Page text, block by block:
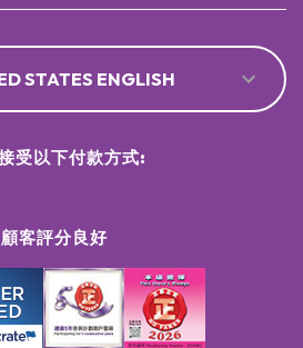
STATES ENGLISH
顧客評分良好
受以下付款方式: